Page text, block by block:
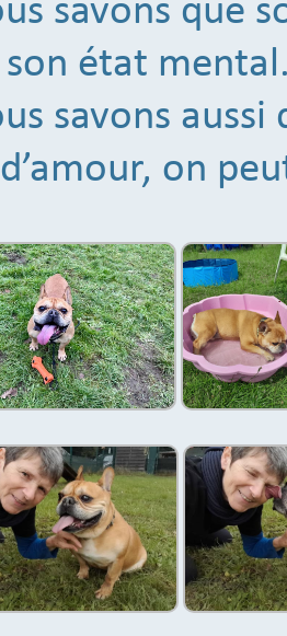
savons que
état
savons aussi
on